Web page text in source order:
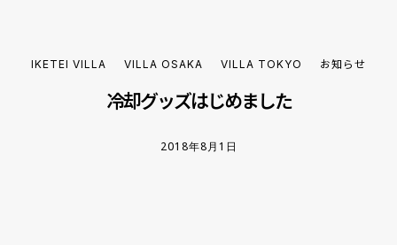
IKETEI VILLA VILLA OSAKA VILLA TOKYO お知らせ
冷却グッズはじめました
2018年8月1日